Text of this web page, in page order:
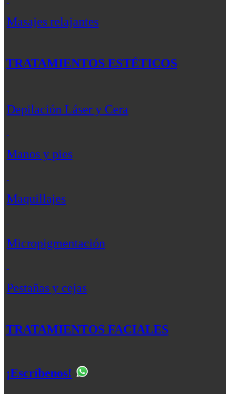
Masajes relajantes
TRATAMIENTOS ESTÉTICOS
Depilación Láser y Cera
Manos y pies
Maquillajes
Micropigmentación
Pestañas y cejas
TRATAMIENTOS FACIALES
¡Escríbenos!